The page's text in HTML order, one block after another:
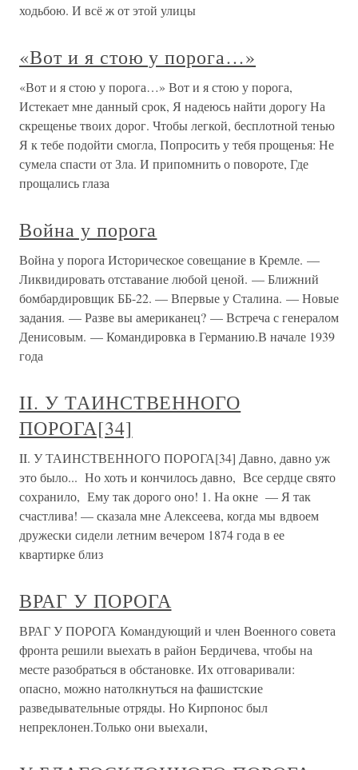
ходьбою. И всё ж от этой улицы
«Вот и я стою у порога…»
«Вот и я стою у порога…» Вот и я стою у порога,
Истекает мне данный срок, Я надеюсь найти дорогу На
скрещенье твоих дорог. Чтобы легкой, бесплотной тенью
Я к тебе подойти смогла, Попросить у тебя прощенья: Не
сумела спасти от Зла. И припомнить о повороте, Где
прощались глаза
Война у порога
Война у порога Историческое совещание в Кремле. —
Ликвидировать отставание любой ценой. — Ближний
бомбардировщик ББ-22. — Впервые у Сталина. — Новые
задания. — Разве вы американец? — Встреча с генералом
Денисовым. — Командировка в Германию.В начале 1939
года
II. У ТАИНСТВЕННОГО
ПОРОГА[34]
II. У ТАИНСТВЕННОГО ПОРОГА[34] Давно, давно уж
это было... Но хоть и кончилось давно, Все сердце свято
сохранило, Ему так дорого оно! 1. На окне — Я так
счастлива! — сказала мне Алексеева, когда мы вдвоем
дружески сидели летним вечером 1874 года в ее
квартирке близ
ВРАГ У ПОРОГА
ВРАГ У ПОРОГА Командующий и член Военного совета
фронта решили выехать в район Бердичева, чтобы на
месте разобраться в обстановке. Их отговаривали:
опасно, можно натолкнуться на фашистские
разведывательные отряды. Но Кирпонос был
непреклонен.Только они выехали,